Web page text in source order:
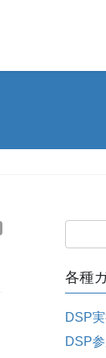
各種
DSP
DSP